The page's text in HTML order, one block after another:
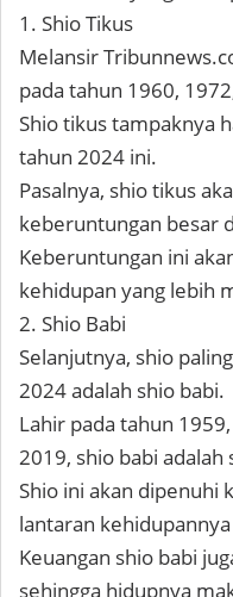
1. Shio Tikus
Melansir
pada tahun 1960,
Shio tikus tampaknya
tahun 2024 ini.
Pasalnya, shio tikus
keberuntungan besar
Keberuntungan ini
kehidupan yang lebih
2. Shio Babi
Selanjutnya, shio
2024 adalah shio babi.
Lahir pada tahun
2019, shio babi
Shio ini akan dipenuhi
lantaran
Keuangan shio babi
sehingga hidupnya